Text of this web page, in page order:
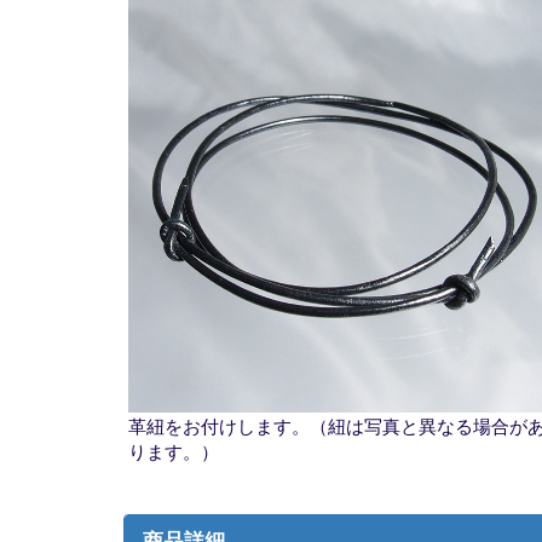
革紐をお付けします。（紐は写真と異なる場合が
ります。）